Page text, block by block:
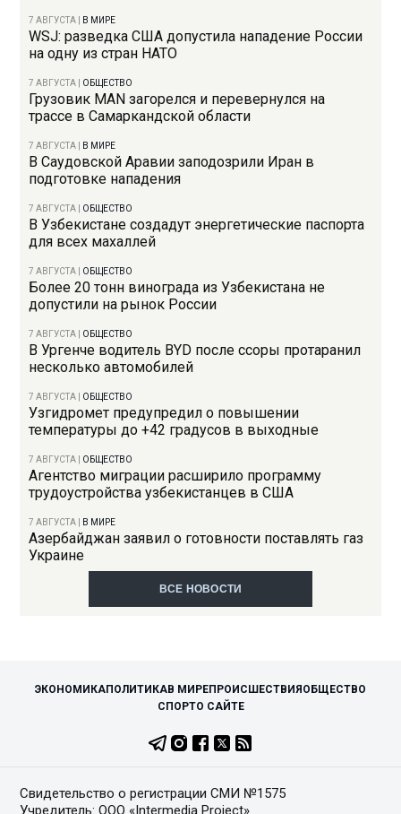
7 АВГУСТА В МИРЕ
WSJ: разведка США допустила нападение России
на одну из стран НАТО
7 АВГУСТА ОБЩЕСТВО
Грузовик MAN загорелся и перевернулся на
трассе в Самаркандской области
7 АВГУСТА В МИРЕ
В Саудовской Аравии заподозрили Иран в
подготовке нападения
7 АВГУСТА ОБЩЕСТВО
В Узбекистане создадут энергетические паспорта
для всех махаллей
7 АВГУСТА ОБЩЕСТВО
Более 20 тонн винограда из Узбекистана не
допустили на рынок России
7 АВГУСТА ОБЩЕСТВО
В Ургенче водитель BYD после ссоры протаранил
несколько автомобилей
7 АВГУСТА ОБЩЕСТВО
Узгидромет предупредил о повышении
температуры до +42 градусов в выходные
7 АВГУСТА ОБЩЕСТВО
Агентство миграции расширило программу
трудоустройства узбекистанцев в США
7 АВГУСТА В МИРЕ
Азербайджан заявил о готовности поставлять газ
Украине
ВСЕ НОВОСТИ
ЭКОНОМИКАПОЛИТИКАВ МИРЕПРОИСШЕСТВИЯОБЩЕСТВО
СПОРТО САЙТЕ
Свидетельство о регистрации СМИ №1575
Учредитель: ООО «Intermedia Project»